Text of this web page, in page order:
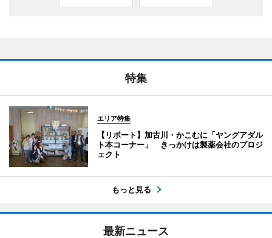
特集
エリア特集
【リポート】加古川・かこむに「ヤングアダル
ト本コーナー」 きっかけは製薬会社のプロジ
ェクト
もっと見る
最新ニュース